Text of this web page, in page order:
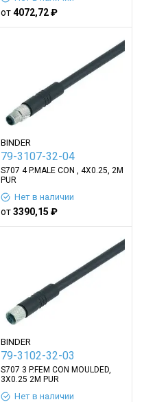
от4072,72 ₽
BINDER
79-3107-32-04
S707 4 P.MALE CON , 4X0.25, 2M
PUR
Нет в наличии
от3390,15 ₽
BINDER
79-3102-32-03
S707 3 P.FEM CON MOULDED,
3X0.25 2M PUR
Нет в наличии